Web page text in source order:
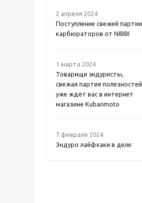
2 апреля 2024
Поступление свежей партии
карбюраторов от NIBBI
1 марта 2024
Товарищи эндуристы,
свежая партия полезностей
уже ждёт вас в интернет
магазине Kubanmoto
7 февраля 2024
Эндуро лайфхаки в деле